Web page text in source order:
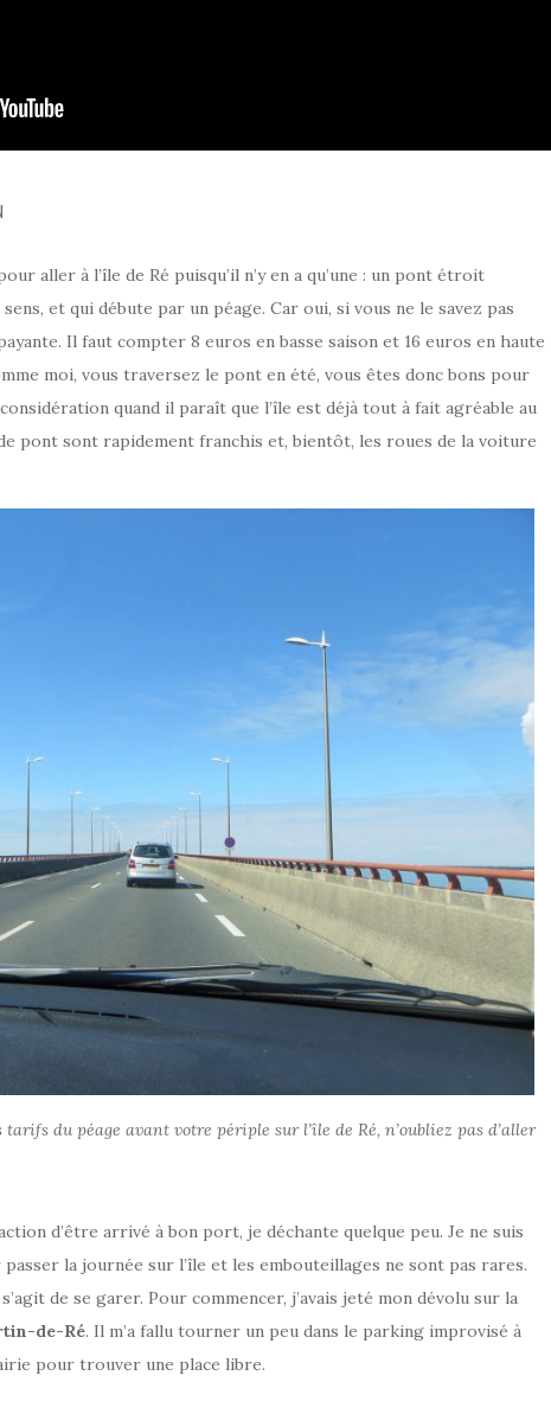
aller à l’île de Ré puisqu’il n’y en a qu’une : un pont étroit
sens, et qui débute par un péage. Car oui, si vous ne le savez pas
Il faut compter 8 euros en basse saison et 16 euros en haute
moi, vous traversez le pont en été, vous êtes donc bons pour
quand il paraît que l’île est déjà tout à fait agréable au
pont sont rapidement franchis et, bientôt, les roues de la voiture
du péage avant votre périple sur l’île de Ré, n’oubliez pas d’aller
d’être arrivé à bon port, je déchante quelque peu. Je ne suis
passer la journée sur l’île et les embouteillages ne sont pas rares.
de se garer. Pour commencer, j’avais jeté mon dévolu sur la
de-Ré. Il m’a fallu tourner un peu dans le parking improvisé à
pour trouver une place libre.